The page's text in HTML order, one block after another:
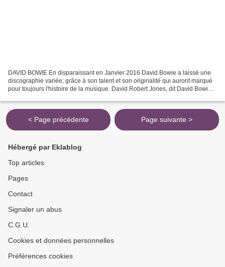
DAVID BOWIE En disparaissant en Janvier 2016 David Bowie a laissé une
discographie variée; grâce à son talent et son originalité qui auront marqué
pour toujours l'histoire de la musique. David Robert Jones, dit David Bowie,
< Page précédente Page suivante >
Hébergé par Eklablog
Top articles
Pages
Contact
Signaler un abus
C.G.U.
Cookies et données personnelles
Préférences cookies